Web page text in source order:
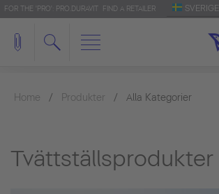
FOR THE 'PRO': PRO.DURAVIT FIND A RETAILER SVERIGE
Home Produkter Alla Kategorier
Tvättställsprodukter